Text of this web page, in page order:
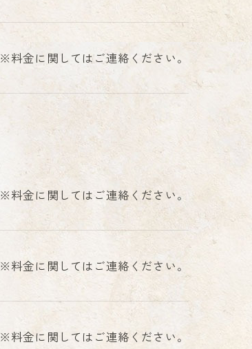
※料金に関してはご連絡ください。
※料金に関してはご連絡ください。
※料金に関してはご連絡ください。
※料金に関してはご連絡ください。